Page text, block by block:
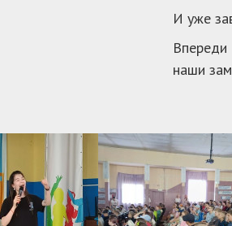
И уже
Впереди
наши